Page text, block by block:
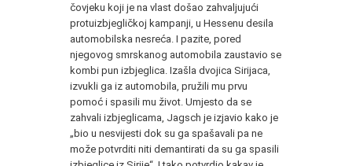
čovjeku koji je na vlast došao zahvaljujući
protuizbjegličkoj kampanji, u Hessenu desila
automobilska nesreća. I pazite, pored
njegovog smrskanog automobila zaustavio se
kombi pun izbjeglica. Izašla dvojica Sirijaca,
izvukli ga iz automobila, pružili mu prvu
pomoć i spasili mu život. Umjesto da se
zahvali izbjeglicama, Jagsch je izjavio kako je
„bio u nesvijesti dok su ga spašavali pa ne
može potvrditi niti demantirati da su ga spasili